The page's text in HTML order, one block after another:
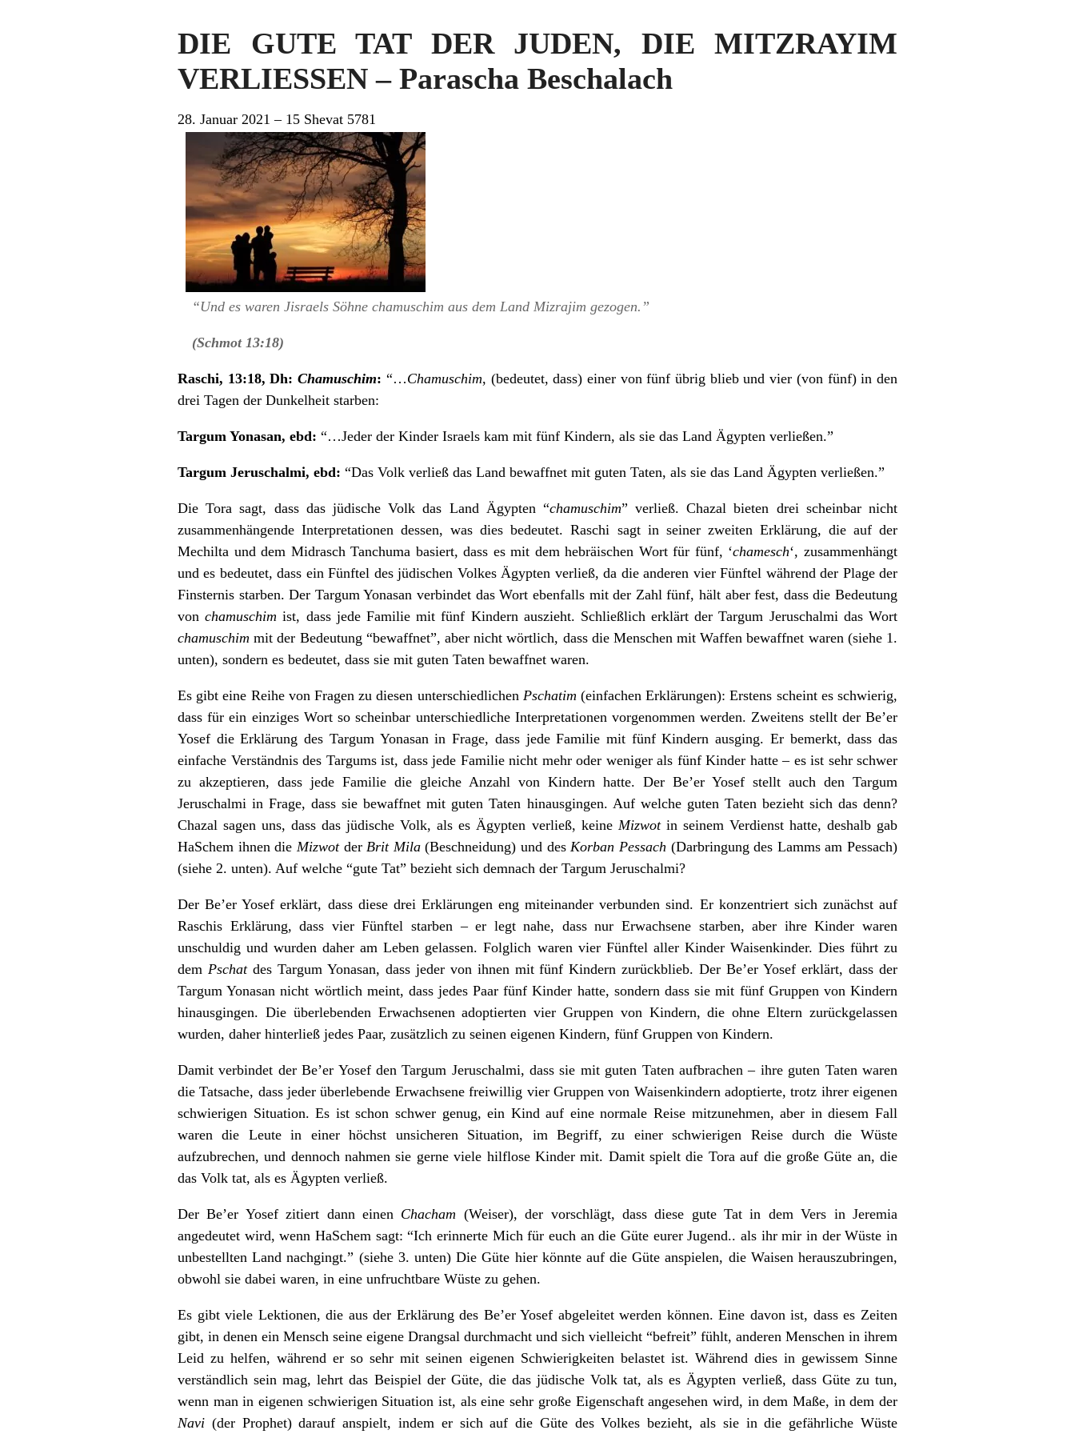
DIE GUTE TAT DER JUDEN, DIE MITZRAYIM
VERLIESSEN – Parascha Beschalach
28. Januar 2021 – 15 Shevat 5781
“Und es waren Jisraels Söhne chamuschim aus dem Land Mizrajim gezogen.”
(Schmot 13:18)
Raschi, 13:18, Dh:Chamuschim: “…Chamuschim, (bedeutet, dass) einer von fünf übrig blieb und vier (von fünf) in den
drei Tagen der Dunkelheit starben:
Targum Yonasan, ebd: “…Jeder der Kinder Israels kam mit fünf Kindern, als sie das Land Ägypten verließen.”
Targum Jeruschalmi, ebd: “Das Volk verließ das Land bewaffnet mit guten Taten, als sie das Land Ägypten verließen.”
Die Tora sagt, dass das jüdische Volk das Land Ägypten “chamuschim” verließ. Chazal bieten drei scheinbar nicht
zusammenhängende Interpretationen dessen, was dies bedeutet. Raschi sagt in seiner zweiten Erklärung, die auf der
Mechilta und dem Midrasch Tanchuma basiert, dass es mit dem hebräischen Wort für fünf, ‘chamesch‘, zusammenhängt
und es bedeutet, dass ein Fünftel des jüdischen Volkes Ägypten verließ, da die anderen vier Fünftel während der Plage der
Finsternis starben. Der Targum Yonasan verbindet das Wort ebenfalls mit der Zahl fünf, hält aber fest, dass die Bedeutung
vonchamuschim ist, dass jede Familie mit fünf Kindern auszieht. Schließlich erklärt der Targum Jeruschalmi das Wort
chamuschim mit der Bedeutung “bewaffnet”, aber nicht wörtlich, dass die Menschen mit Waffen bewaffnet waren (siehe 1.
unten), sondern es bedeutet, dass sie mit guten Taten bewaffnet waren.
Es gibt eine Reihe von Fragen zu diesen unterschiedlichen Pschatim (einfachen Erklärungen): Erstens scheint es schwierig,
dass für ein einziges Wort so scheinbar unterschiedliche Interpretationen vorgenommen werden. Zweitens stellt der Be’er
Yosef die Erklärung des Targum Yonasan in Frage, dass jede Familie mit fünf Kindern ausging. Er bemerkt, dass das
einfache Verständnis des Targums ist, dass jede Familie nicht mehr oder weniger als fünf Kinder hatte – es ist sehr schwer
zu akzeptieren, dass jede Familie die gleiche Anzahl von Kindern hatte. Der Be’er Yosef stellt auch den Targum
Jeruschalmi in Frage, dass sie bewaffnet mit guten Taten hinausgingen. Auf welche guten Taten bezieht sich das denn?
Chazal sagen uns, dass das jüdische Volk, als es Ägypten verließ, keine Mizwotin seinem Verdienst hatte, deshalb gab
HaSchem ihnen die Mizwotder Brit Mila(Beschneidung) und des Korban Pessach (Darbringung des Lamms am Pessach)
(siehe 2. unten). Auf welche “gute Tat” bezieht sich demnach der Targum Jeruschalmi?
Der Be’er Yosef erklärt, dass diese drei Erklärungen eng miteinander verbunden sind. Er konzentriert sich zunächst auf
Raschis Erklärung, dass vier Fünftel starben – er legt nahe, dass nur Erwachsene starben, aber ihre Kinder waren
unschuldig und wurden daher am Leben gelassen. Folglich waren vier Fünftel aller Kinder Waisenkinder. Dies führt zu
dem Pschatdes Targum Yonasan, dass jeder von ihnen mit fünf Kindern zurückblieb. Der Be’er Yosef erklärt, dass der
Targum Yonasan nicht wörtlich meint, dass jedes Paar fünf Kinder hatte, sondern dass sie mit fünf Gruppen von Kindern
hinausgingen. Die überlebenden Erwachsenen adoptierten vier Gruppen von Kindern, die ohne Eltern zurückgelassen
wurden, daher hinterließ jedes Paar, zusätzlich zu seinen eigenen Kindern, fünf Gruppen von Kindern.
Damit verbindet der Be’er Yosef den Targum Jeruschalmi, dass sie mit guten Taten aufbrachen – ihre guten Taten waren
die Tatsache, dass jeder überlebende Erwachsene freiwillig vier Gruppen von Waisenkindern adoptierte, trotz ihrer eigenen
schwierigen Situation. Es ist schon schwer genug, ein Kind auf eine normale Reise mitzunehmen, aber in diesem Fall
waren die Leute in einer höchst unsicheren Situation, im Begriff, zu einer schwierigen Reise durch die Wüste
aufzubrechen, und dennoch nahmen sie gerne viele hilflose Kinder mit. Damit spielt die Tora auf die große Güte an, die
das Volk tat, als es Ägypten verließ.
Der Be’er Yosef zitiert dann einen Chacham (Weiser), der vorschlägt, dass diese gute Tat in dem Vers in Jeremia
angedeutet wird, wenn HaSchem sagt: “Ich erinnerte Mich für euch an die Güte eurer Jugend.. als ihr mir in der Wüste in
unbestellten Land nachgingt.” (siehe 3. unten) Die Güte hier könnte auf die Güte anspielen, die Waisen herauszubringen,
obwohl sie dabei waren, in eine unfruchtbare Wüste zu gehen.
Es gibt viele Lektionen, die aus der Erklärung des Be’er Yosef abgeleitet werden können. Eine davon ist, dass es Zeiten
gibt, in denen ein Mensch seine eigene Drangsal durchmacht und sich vielleicht “befreit” fühlt, anderen Menschen in ihrem
Leid zu helfen, während er so sehr mit seinen eigenen Schwierigkeiten belastet ist. Während dies in gewissem Sinne
verständlich sein mag, lehrt das Beispiel der Güte, die das jüdische Volk tat, als es Ägypten verließ, dass Güte zu tun,
wenn man in eigenen schwierigen Situation ist, als eine sehr große Eigenschaft angesehen wird, in dem Maße, in dem der
Navi (der Prophet) darauf anspielt, indem er sich auf die Güte des Volkes bezieht, als sie in die gefährliche Wüste